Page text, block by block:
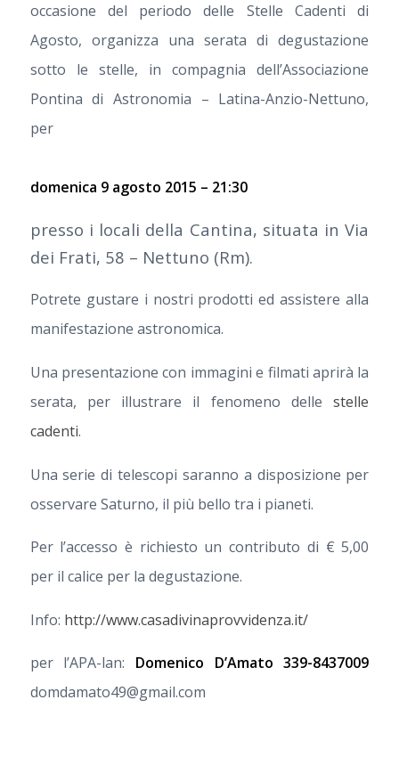
occasione del periodo delle Stelle Cadenti di
Agosto, organizza una serata di degustazione
sotto le stelle, in compagnia dell’Associazione
Pontina di Astronomia – Latina-Anzio-Nettuno,
per
domenica 9 agosto 2015 – 21:30
presso i locali della Cantina, situata in Via
dei Frati, 58 – Nettuno (Rm).
Potrete gustare i nostri prodotti ed assistere alla
manifestazione astronomica.
Una presentazione con immagini e filmati aprirà la
serata, per illustrare il fenomeno dellestelle
cadenti.
Una serie di telescopi saranno a disposizione per
osservare Saturno, il più bello tra i pianeti.
Per l’accesso è richiesto un contributo di € 5,00
per il calice per la degustazione.
Info: http://www.casadivinaprovvidenza.it/
per l’APA-lan: Domenico D’Amato 339-8437009
domdamato49@gmail.com